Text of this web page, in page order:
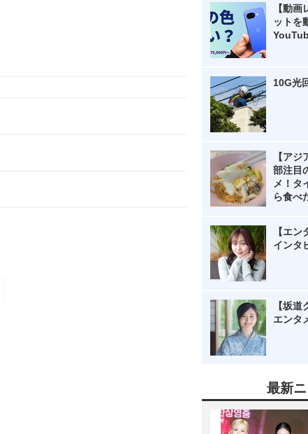
【動
ットを
10G光
【ア
部注目
メ！タ
ら食べ
【エ
インタ
【坂
エンタ
最新